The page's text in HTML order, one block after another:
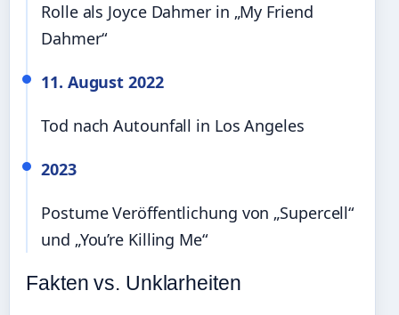
Rolle als Joyce Dahmer in „My Friend
Dahmer“
11. August 2022
Tod nach Autounfall in Los Angeles
2023
Postume Veröffentlichung von „Supercell“
und „You’re Killing Me“
Fakten vs. Unklarheiten